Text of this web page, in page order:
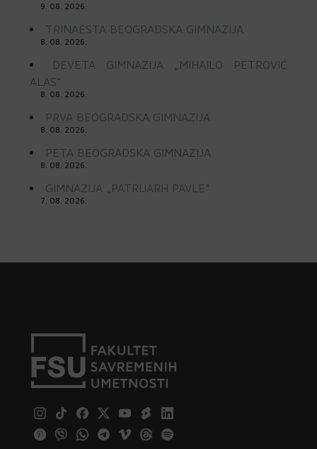
9. 08. 2026.
TRINAESTA BEOGRADSKA GIMNAZIJA
8. 08. 2026.
DEVETA GIMNAZIJA „MIHAILO PETROVIĆ
ALAS“
8. 08. 2026.
PRVA BEOGRADSKA GIMNAZIJA
8. 08. 2026.
PETA BEOGRADSKA GIMNAZIJA
8. 08. 2026.
GIMNAZIJA „PATRIJARH PAVLE“
7. 08. 2026.